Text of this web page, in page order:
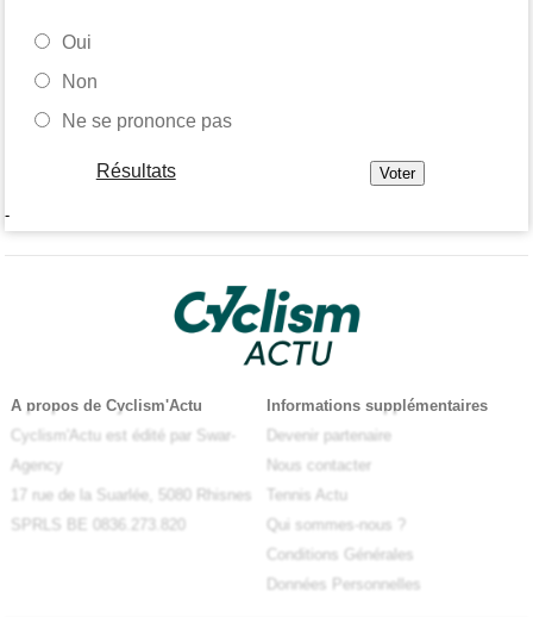
Oui
Non
Ne se prononce pas
Résultats
-
A propos de Cyclism'Actu
Cyclism'Actu est édité par Swar-
Agency
17 rue de la Suarlée, 5080 Rhisnes
SPRLS BE 0836.273.820
Informations supplémentaires
Devenir partenaire
Nous contacter
Tennis Actu
Qui sommes-nous ?
Conditions Générales
Données Personnelles